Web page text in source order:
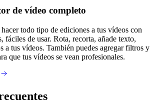
de vídeo completo
todo tipo de ediciones a tus vídeos con
fáciles de usar. Rota, recorta, añade texto,
a tus vídeos. También puedes agregar filtros y
que tus vídeos se vean profesionales.